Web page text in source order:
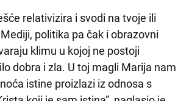
relativizira i svodi na tvoje ili
politika pa čak i obrazovni
klimu u kojoj ne postoji
dobra i zla. U toj magli Marija nam
istine proizlazi iz odnosa s